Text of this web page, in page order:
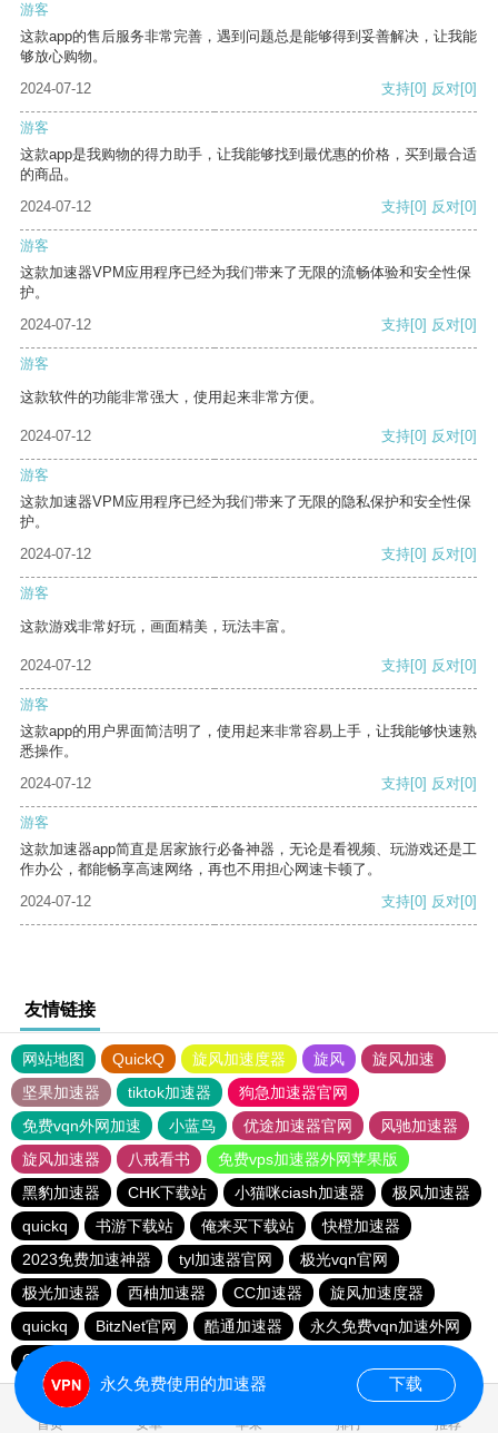
游客
这款app的售后服务非常完善，遇到问题总是能够得到妥善解决，让我能
够放心购物。
2024-07-12
支持[0] 反对[0]
游客
这款app是我购物的得力助手，让我能够找到最优惠的价格，买到最合适
的商品。
2024-07-12
支持[0] 反对[0]
游客
这款加速器VPM应用程序已经为我们带来了无限的流畅体验和安全性保
护。
2024-07-12
支持[0] 反对[0]
游客
这款软件的功能非常强大，使用起来非常方便。
2024-07-12 支持[0] 反对[0]
游客
这款加速器VPM应用程序已经为我们带来了无限的隐私保护和安全性保
护。
2024-07-12
支持[0] 反对[0]
游客
这款游戏非常好玩，画面精美，玩法丰富。
2024-07-12 支持[0] 反对[0]
游客
这款app的用户界面简洁明了，使用起来非常容易上手，让我能够快速熟
悉操作。
2024-07-12
支持[0] 反对[0]
游客
这款加速器app简直是居家旅行必备神器，无论是看视频、玩游戏还是工
作办公，都能畅享高速网络，再也不用担心网速卡顿了。
2024-07-12
支持[0] 反对[0]
友情链接
网站地图 QuickQ 旋风加速度器 旋风
旋风加速
坚果加速器
tiktok加速器
狗急加速器官网
免费vqn外网加速
小蓝鸟 优途加速器官网
风驰加速器
旋风加速器
八戒看书
免费vps加速器外网苹果版
黑豹加速器
CHK下载站 小猫咪ciash加速器
极风加速器
quickq
书游下载站 俺来买下载站
快橙加速器
2023免费加速神器
tyl加速器官网
极光vqn官网
极光加速器
西柚加速器 CC加速器
旋风加速度器
quickq
BitzNet官网 酷通加速器
永久免费vqn加速外网
CHK下载站
首页 安卓 苹果 排行 推荐
永久免费使用的加速器 下载
0.076425s